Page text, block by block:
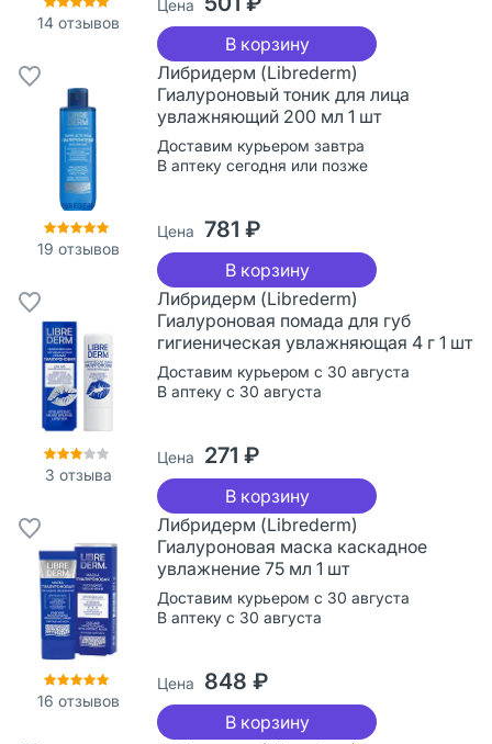
14отзывов
Цена
В корзину
19 отзывов
Либридерм (Librederm)
Гиалуроновый тоник для лица
увлажняющий 200 мл 1 шт
Доставим курьером завтра
В аптеку сегодня или позже
Цена 781 ₽
В корзину
3 отзыва
Либридерм (Librederm)
Гиалуроновая помада для губ
гигиеническая увлажняющая 4 г 1 шт
Доставим курьером с 30 августа
В аптеку с 30 августа
Цена 271 ₽
В корзину
16 отзывов
Либридерм (Librederm)
Гиалуроновая маска каскадное
увлажнение 75 мл 1 шт
Доставим курьером с 30 августа
В аптеку с 30 августа
Цена 848 ₽
В корзину